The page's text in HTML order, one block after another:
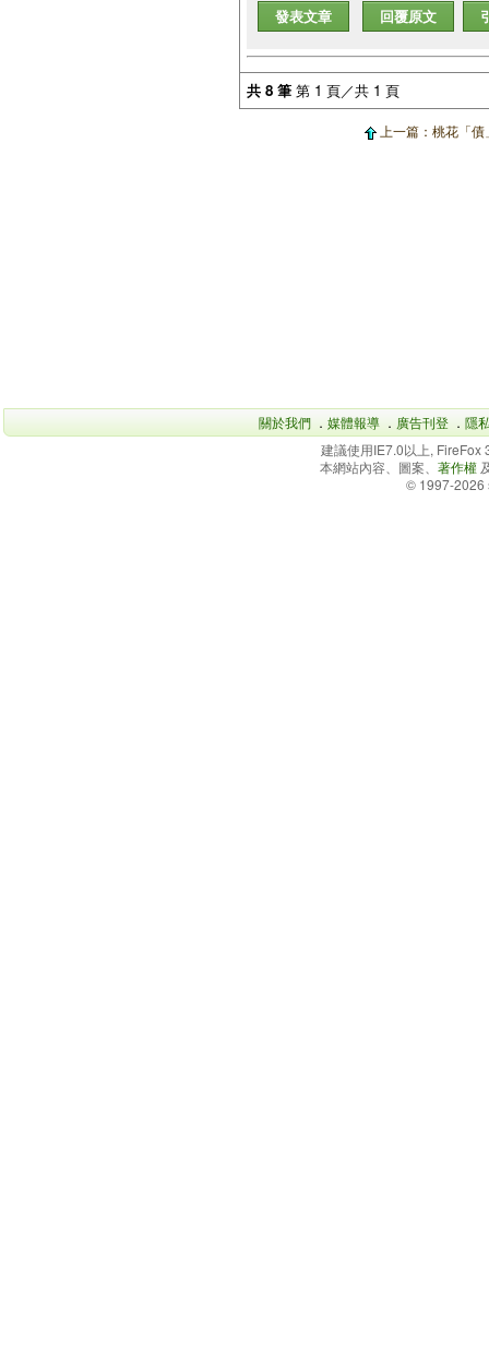
發表文章 回覆原文
共 8 筆 第 1 頁／共 1 頁
上一篇：桃花「債
關於我們 ． 媒體報導 ． 廣告刊登 ． 隱
建議使用IE7.0以上,
本網站內容、圖案、 著作權
© 1997-2026